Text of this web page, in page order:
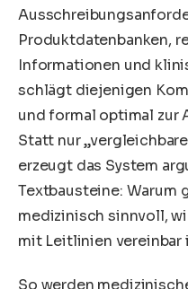
Produktdatenbanken,
Informationen und
schlägt diejenigen
und formal optimal zur
Statt nur
erzeugt das System
Textbausteine: Warum
medizinisch sinnvoll,
mit Leitlinien vereinbar
So werden